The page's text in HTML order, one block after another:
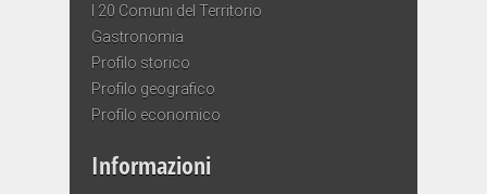
I 20 Comuni del Territorio
Gastronomia
Profilo storico
Profilo geografico
Profilo economico
Informazioni